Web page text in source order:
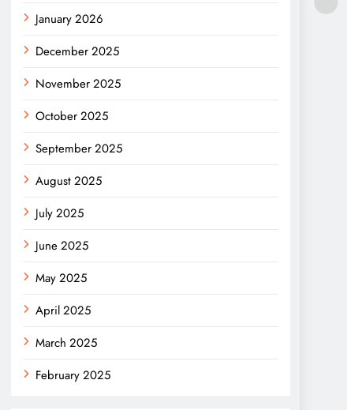
January 2026
December 2025
November 2025
October 2025
September 2025
August 2025
July 2025
June 2025
May 2025
April 2025
March 2025
February 2025